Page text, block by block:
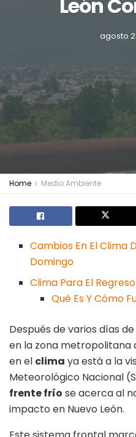
León
agosto
Home Medio Ambiente
Cambios En El Clima
Domingo
Clima Para El
Qué Es Y Cómo
Después de varios días
en la zona metropolitana
en el clima ya está a la
Meteorológico Nacional
frente frío se acerca al
impacto en Nuevo León.